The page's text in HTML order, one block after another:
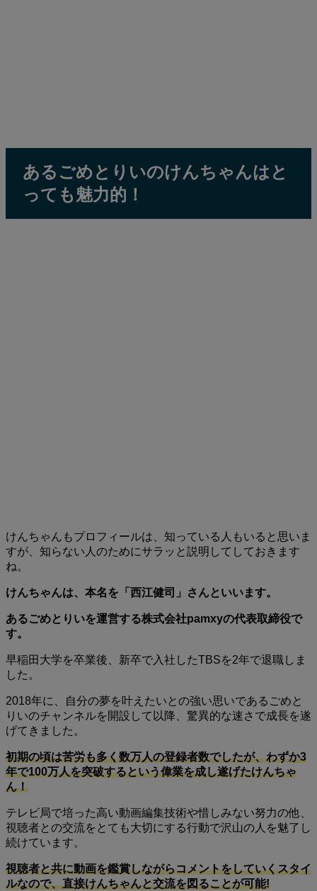
あるごめとりいのけんちゃんはと
っても魅力的！
けんちゃんもプロフィールは、知っている人もいると思いま
すが、知らない人のためにサラッと説明してしておきます
ね。
けんちゃんは、本名を「西江健司」さんといいます。
あるごめとりいを運営する株式会社pamxyの代表取締役で
す。
早稲田大学を卒業後、新卒で入社したTBSを2年で退職しま
した。
2018年に、自分の夢を叶えたいとの強い思いであるごめと
りいのチャンネルを開設して以降、驚異的な速さで成長を遂
げてきました。
初期の頃は苦労も多く数万人の登録者数でしたが、わずか3
年で100万人を突破するという偉業を成し遂げたけんちゃ
ん！
テレビ局で培った高い動画編集技術や惜しみない努力の他、
視聴者との交流をとても大切にする行動で沢山の人を魅了し
続けています。
視聴者と共に動画を鑑賞しながらコメントをしていくスタイ
ルなので、直接けんちゃんと交流を図ることが可能!